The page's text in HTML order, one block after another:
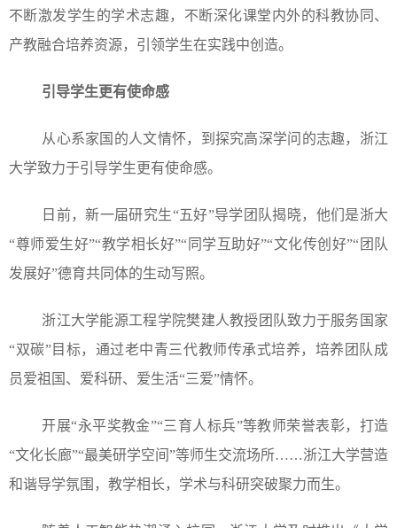
不断激发学生的学术志趣，不断深化课堂内外的科教协同、
产教融合培养资源，引领学生在实践中创造。
引导学生更有使命感
从心系家国的人文情怀，到探究高深学问的志趣，浙江
大学致力于引导学生更有使命感。
日前，新一届研究生“五好”导学团队揭晓，他们是浙大
“尊师爱生好”“教学相长好”“同学互助好”“文化传创好”“团队
发展好”德育共同体的生动写照。
浙江大学能源工程学院樊建人教授团队致力于服务国家
“双碳”目标，通过老中青三代教师传承式培养，培养团队成
员爱祖国、爱科研、爱生活“三爱”情怀。
开展“永平奖教金”“三育人标兵”等教师荣誉表彰，打造
“文化长廊”“最美研学空间”等师生交流场所……浙江大学营造
和谐导学氛围，教学相长，学术与科研突破聚力而生。